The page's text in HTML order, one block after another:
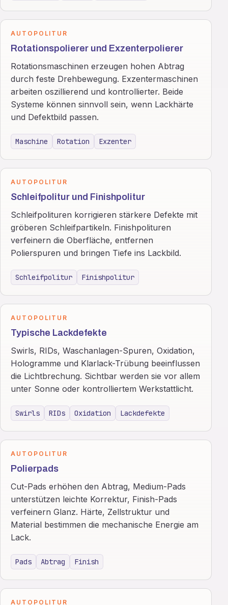
AUTOPOLITUR
Rotationspolierer und Exzenterpolierer
Rotationsmaschinen erzeugen hohen Abtrag
durch feste Drehbewegung. Exzentermaschinen
arbeiten oszillierend und kontrollierter. Beide
Systeme können sinnvoll sein, wenn Lackhärte
und Defektbild passen.
Maschine Rotation Exzenter
AUTOPOLITUR
Schleifpolitur und Finishpolitur
Schleifpolituren korrigieren stärkere Defekte mit
gröberen Schleifpartikeln. Finishpolituren
verfeinern die Oberfläche, entfernen
Polierspuren und bringen Tiefe ins Lackbild.
Schleifpolitur Finishpolitur
AUTOPOLITUR
Typische Lackdefekte
Swirls, RIDs, Waschanlagen-Spuren, Oxidation,
Hologramme und Klarlack-Trübung beeinflussen
die Lichtbrechung. Sichtbar werden sie vor allem
unter Sonne oder kontrolliertem Werkstattlicht.
Swirls RIDs Oxidation Lackdefekte
AUTOPOLITUR
Polierpads
Cut-Pads erhöhen den Abtrag, Medium-Pads
unterstützen leichte Korrektur, Finish-Pads
verfeinern Glanz. Härte, Zellstruktur und
Material bestimmen die mechanische Energie am
Lack.
Pads Abtrag Finish
AUTOPOLITUR